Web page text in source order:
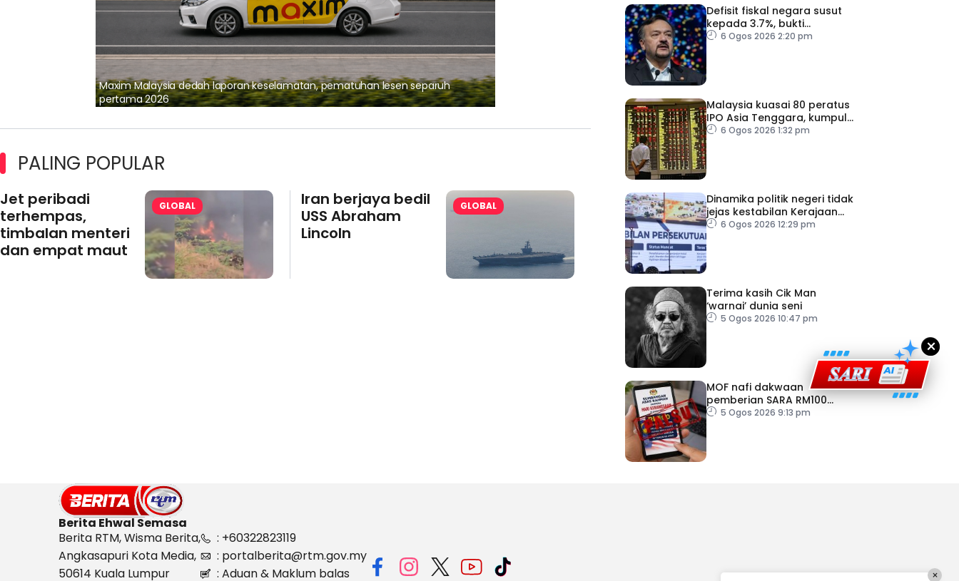
Maxim Malaysia dedah laporan keselamatan, pematuhan lesen separuh
pertama 2026
Ajinomoto (Malaysia) Berhad Perkasa SCORE Marathon 2026 Melalui Kerjasama
aminoVITAL® Bersama Pempengaruh Larian Antarabangsa
PALING POPULAR
Jet peribadi
terhempas,
timbalan menteri
dan empat maut
GLOBAL
Iran berjaya bedil
USS Abraham
Lincoln
GLOBAL
Defisit fiskal negara susut
kepada 3.7%, bukti
keyakinan pelabur masih
6 Ogos 2026 2:20 pm
Malaysia kuasai 80 peratus
IPO Asia Tenggara, kumpul
AS$1.4 bilion separuh
6 Ogos 2026 1:32 pm
Dinamika politik negeri tidak
jejas kestabilan Kerajaan
Perpaduan Persekutuan –
6 Ogos 2026 12:29 pm
Terima kasih Cik Man
‘warnai’ dunia seni
5 Ogos 2026 10:47 pm
MOF nafi dakwaan
pemberian SARA RM100
sempena Hari Kebangsaan
5 Ogos 2026 9:13 pm
×
Berita Ehwal Semasa
Berita RTM, Wisma Berita,
Angkasapuri Kota Media,
50614 Kuala Lumpur
: +60322823119
: portalberita@rtm.gov.my
: Aduan & Maklum balas
×